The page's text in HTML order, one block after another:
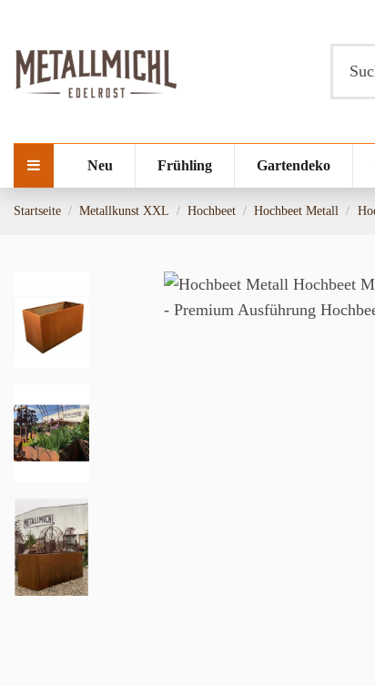
Neu Frühling Gartendeko
Startseite Metallkunst XXL Hochbeet Hochbeet Metall